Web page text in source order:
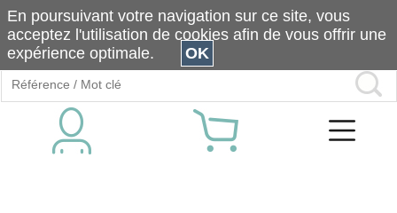
En poursuivant votre navigation sur ce site, vous
acceptez l'utilisation de cookies afin de vous offrir une
expérience optimale.
OK